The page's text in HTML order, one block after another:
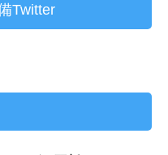
Twitter